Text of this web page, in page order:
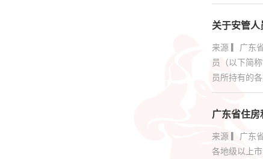
关于安管
来源 ▎广东
员（以下简
员所持有的
广东省住
来源 ▎广东
各地级以上